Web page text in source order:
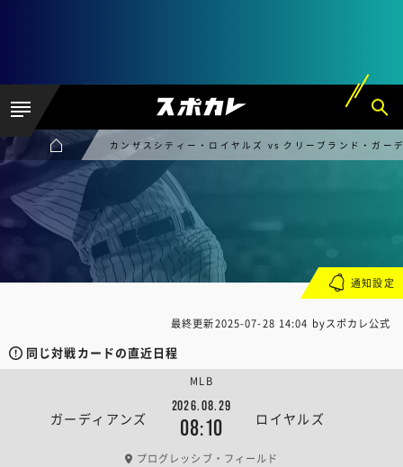
カンザスシティー・ロイヤルズ vs クリーブランド・ガー
最終更新2025-07-28 14:04 byスポカレ公式
同じ対戦カードの直近日程
ガーディアンズ
2026.08.29
08:10 ロイヤルズ
MLB
プログレッシブ・フィールド
通知設定